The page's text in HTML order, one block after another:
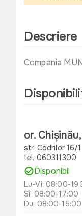
Descriere
Compania
or.
str. Codrilor 16/1
tel. 060311300
Disponibil
Lu-Vi: 08:00-
Sî: 08:00-17:00
Du: 08:00-15:00